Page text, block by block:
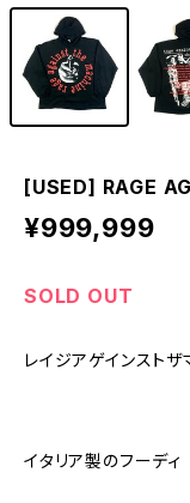
[USED] RAGE
¥999,999
SOLD OUT
レイジアゲインストザ
イタリア製のフーディ